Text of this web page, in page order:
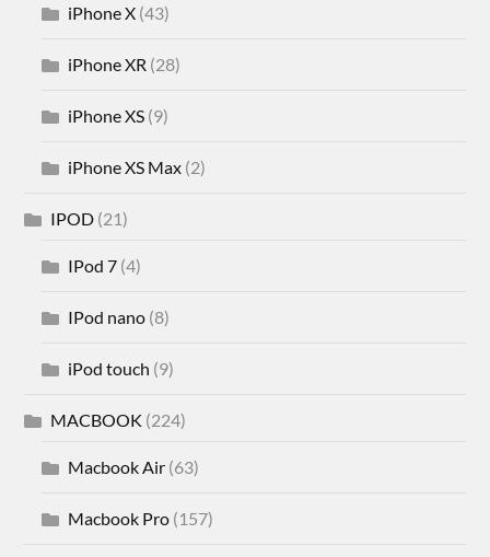
iPhone X (43)
iPhone XR (28)
iPhone XS (9)
iPhone XS Max (2)
IPOD (21)
IPod 7 (4)
IPod nano (8)
iPod touch (9)
MACBOOK (224)
Macbook Air (63)
Macbook Pro (157)